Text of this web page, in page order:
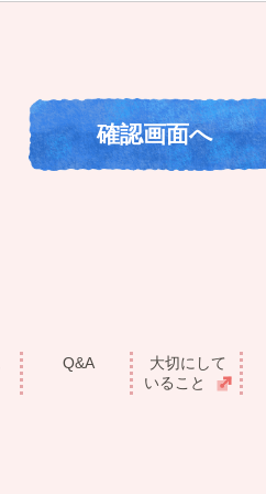
Q&A
大切にして
いること